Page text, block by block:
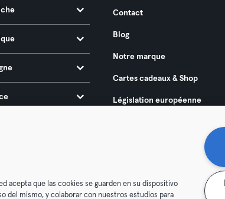
Contact
Blog
Notre marque
Cartes cadeaux & Shop
Législation européenne
acepta que las cookies se guarden en su dispositivo
del mismo, y colaborar con nuestros estudios para